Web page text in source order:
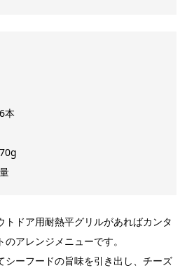
本
トドア用耐熱平グリルがあればカンタ
アレンジメニューです。
シーフードの旨味を引き出し、チーズ